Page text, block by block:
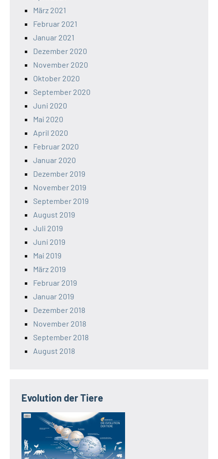
März 2021
Februar 2021
Januar 2021
Dezember 2020
November 2020
Oktober 2020
September 2020
Juni 2020
Mai 2020
April 2020
Februar 2020
Januar 2020
Dezember 2019
November 2019
September 2019
August 2019
Juli 2019
Juni 2019
Mai 2019
März 2019
Februar 2019
Januar 2019
Dezember 2018
November 2018
September 2018
August 2018
Evolution der Tiere